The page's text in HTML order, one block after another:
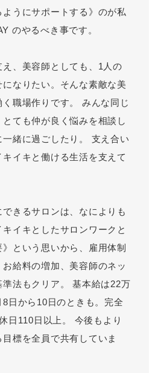
うにサポートする》のが私
のやるべき事です。
、美容師としても、1人の
なりたい。そんな素敵な美
職場作りです。 みんな同じ
とても仲が良く悩みを相談し
緒に過ごしたり。 支え合い
イキと働ける生活を支えて
できるサロンは、なによりも
イキとしたサロンワークと
という思いから、雇用体制
給料の増加、美容師のネッ
準法もクリア。 基本給は22万
8日から10日のときも。完全
日110日以上。 今後もより
標を全員で共有していま